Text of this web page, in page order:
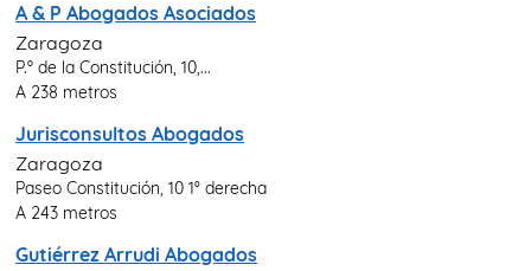
A & P Abogados Asociados
Zaragoza
P.º de la Constitución, 10,...
A 238 metros
Jurisconsultos Abogados
Zaragoza
Paseo Constitución, 10 1° derecha
A 243 metros
Gutiérrez Arrudi Abogados